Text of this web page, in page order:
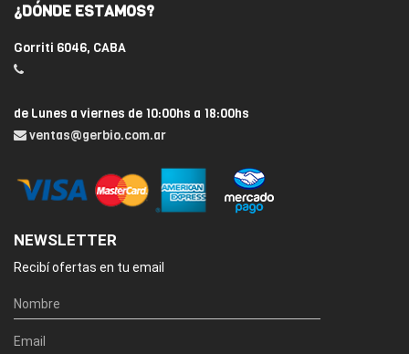
¿DÓNDE ESTAMOS?
Gorriti 6046, CABA
de Lunes a viernes de 10:00hs a 18:00hs
ventas@gerbio.com.ar
NEWSLETTER
Recibí ofertas en tu email